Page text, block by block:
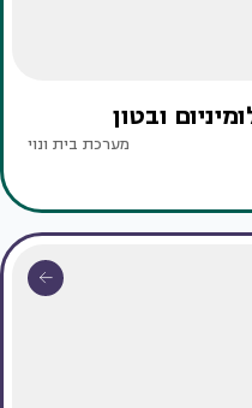
ובטון
מערכת בית ונוי